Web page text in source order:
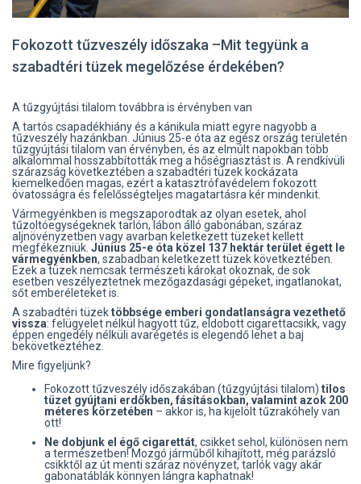
Fokozott tűzveszély időszaka –Mit tegyünk a
szabadtéri tüzek megelőzése érdekében?
A tűzgyújtási tilalom továbbra is érvényben van
A tartós csapadékhiány és a kánikula miatt egyre nagyobb a
tűzveszély hazánkban. Június 25-e óta az egész ország területén
tűzgyújtási tilalom van érvényben, és az elmúlt napokban több
alkalommal hosszabbították meg a hőségriasztást is. A rendkívüli
szárazság következtében a szabadtéri tüzek kockázata
kiemelkedően magas, ezért a katasztrófavédelem fokozott
óvatosságra és felelősségteljes magatartásra kér mindenkit.
Vármegyénkben is megszaporodtak az olyan esetek, ahol
tűzoltóegységeknek tarlón, lábon álló gabonában, száraz
aljnövényzetben vagy avarban keletkezett tüzeket kellett
megfékezniük. Június 25-e óta közel 137 hektár terület égett le
vármegyénkben, szabadban keletkezett tüzek következtében.
Ezek a tüzek nemcsak természeti károkat okoznak, de sok
esetben veszélyeztetnek mezőgazdasági gépeket, ingatlanokat,
sőt emberéleteket is.
A szabadtéri tüzektöbbsége emberi gondatlanságra vezethető
vissza: felügyelet nélkül hagyott tűz, eldobott cigarettacsikk, vagy
éppen engedély nélküli avarégetés is elegendő lehet a baj
bekövetkeztéhez.
Mire figyeljünk?
Fokozott tűzveszély időszakában (tűzgyújtási tilalom) tilos
tüzet gyújtani erdőkben, fásításokban, valamint azok 200
méteres körzetében – akkor is, ha kijelölt tűzrakóhely van
ott!
Ne dobjunk el égő cigarettát, csikket sehol, különösen nem
a természetben! Mozgó járműből kihajított, még parázsló
csikktől az út menti száraz növényzet, tarlók vagy akár
gabonatáblák könnyen lángra kaphatnak!